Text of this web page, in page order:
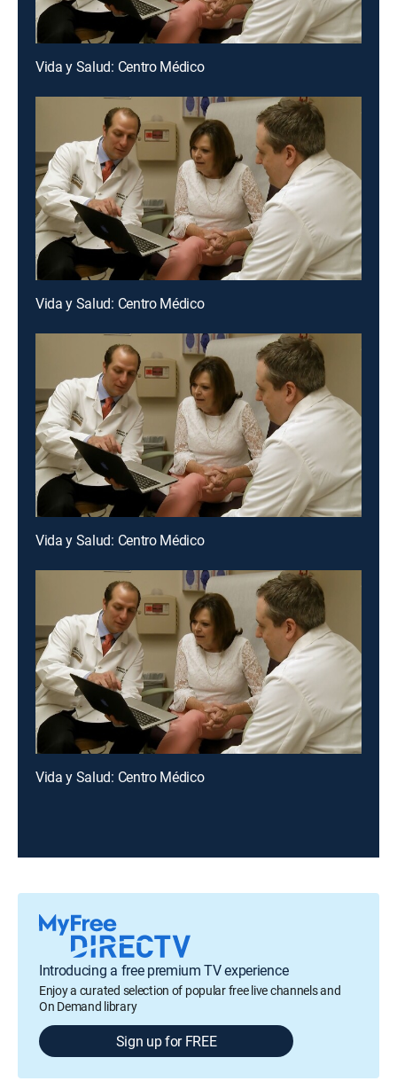
Vida y Salud: Centro Médico
Vida y Salud: Centro Médico
Vida y Salud: Centro Médico
Vida y Salud: Centro Médico
Introducing a free premium TV experience
Enjoy a curated selection of popular free live channels and
On Demand library
Sign up for FREE